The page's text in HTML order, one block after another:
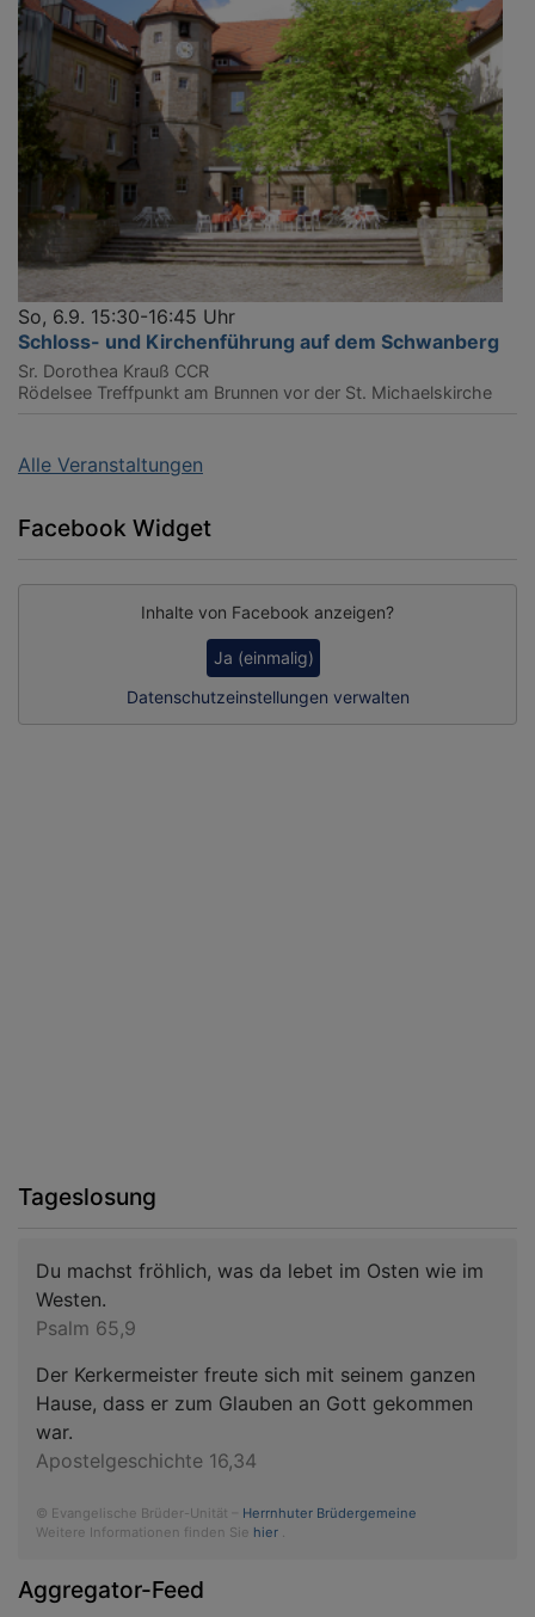
So, 6.9. 15:30-16:45 Uhr
Schloss- und Kirchenführung auf dem Schwanberg
Sr. Dorothea Krauß CCR
Rödelsee Treffpunkt am Brunnen vor der St. Michaelskirche
Alle Veranstaltungen
Facebook Widget
Inhalte von Facebook anzeigen?
Ja (einmalig)
Datenschutzeinstellungen verwalten
Tageslosung
Du machst fröhlich, was da lebet im Osten wie im
Westen.
Psalm 65,9
Der Kerkermeister freute sich mit seinem ganzen
Hause, dass er zum Glauben an Gott gekommen
war.
Apostelgeschichte 16,34
© Evangelische Brüder-Unität – Herrnhuter Brüdergemeine
Weitere Informationen finden Sie hier .
Aggregator-Feed